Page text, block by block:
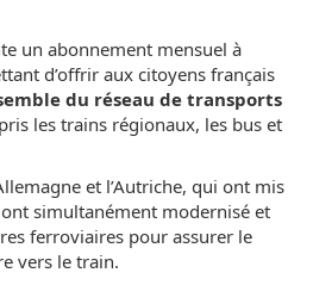
un abonnement mensuel à
d’offrir aux citoyens français
du réseau de transports
les trains régionaux, les bus et
et l’Autriche, qui ont mis
simultanément modernisé et
ferroviaires pour assurer le
vers le train.